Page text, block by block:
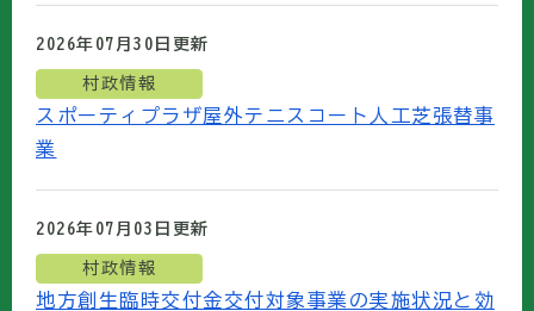
2026年07月30日 更新
村政情報
スポーティプラザ屋外テニスコート人工芝張替事
業
2026年07月03日 更新
村政情報
地方創生臨時交付金交付対象事業の実施状況と効